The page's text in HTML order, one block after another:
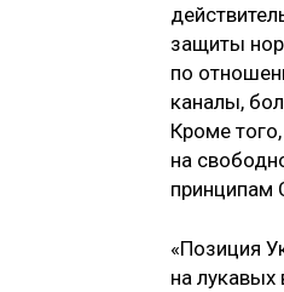
защиты
по
каналы,
Кроме
на
принципам
«Позиция
на лукавых